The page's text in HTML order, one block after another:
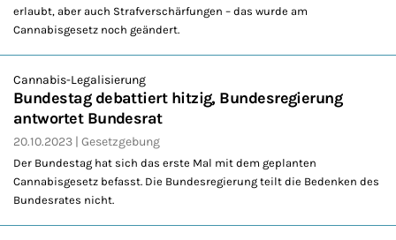
erlaubt, aber auch Strafverschärfungen – das wurde am
Cannabisgesetz noch geändert.
Cannabis-Legalisierung
Bundestag debattiert hitzig, Bundesregierung
antwortet Bundesrat
20.10.2023 Gesetzgebung
Der Bundestag hat sich das erste Mal mit dem geplanten
Cannabisgesetz befasst. Die Bundesregierung teilt die Bedenken des
Bundesrates nicht.